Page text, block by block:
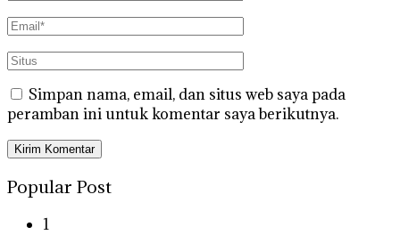
Simpan nama, email, dan situs web saya pada
peramban ini untuk komentar saya berikutnya.
Popular Post
1